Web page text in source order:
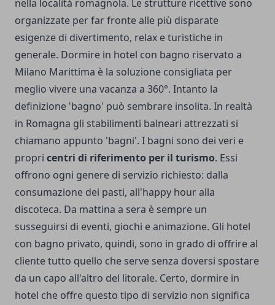
nella località romagnola. Le strutture ricettive sono
organizzate per far fronte alle più disparate
esigenze di divertimento, relax e turistiche in
generale. Dormire in hotel con bagno riservato a
Milano Marittima è la soluzione consigliata per
meglio vivere una vacanza a 360°. Intanto la
definizione 'bagno' può sembrare insolita. In realtà
in Romagna gli stabilimenti balneari attrezzati si
chiamano appunto 'bagni'. I bagni sono dei veri e
propri centri di riferimento per il turismo. Essi
offrono ogni genere di servizio richiesto: dalla
consumazione dei pasti, all'happy hour alla
discoteca. Da mattina a sera è sempre un
susseguirsi di eventi, giochi e animazione. Gli hotel
con bagno privato, quindi, sono in grado di offrire al
cliente tutto quello che serve senza doversi spostare
da un capo all'altro del litorale. Certo, dormire in
hotel che offre questo tipo di servizio non significa